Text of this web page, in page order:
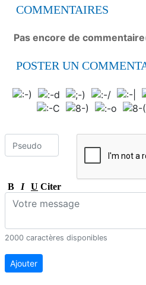
COMMENTAIRES
Pas encore de
POSTER UN
B I U Citer
2000 caractères disponibles
Ajouter